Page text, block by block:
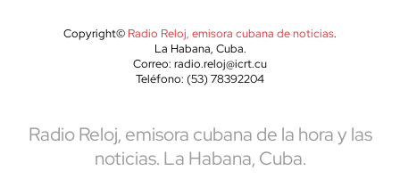
Copyright© Radio Reloj, emisora cubana de noticias.
La Habana, Cuba.
Correo: radio.reloj@icrt.cu
Teléfono: (53) 78392204
Radio Reloj, emisora cubana de la hora y las
noticias. La Habana, Cuba.